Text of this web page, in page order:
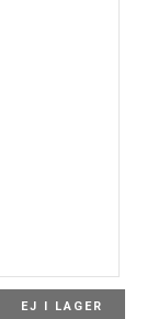
EJ I LAGER